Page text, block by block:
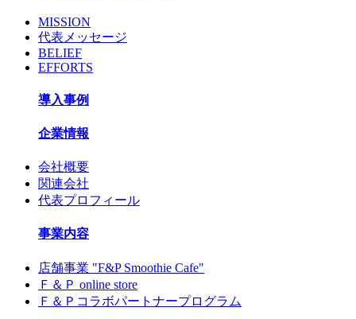
MISSION
代表メッセージ
BELIEF
EFFORTS
導入事例
企業情報
会社概要
関連会社
代表プロフィール
事業内容
店舗事業 "F&P Smoothie Cafe"
Ｆ＆Ｐ online store
Ｆ＆Ｐコラボパートナープログラム